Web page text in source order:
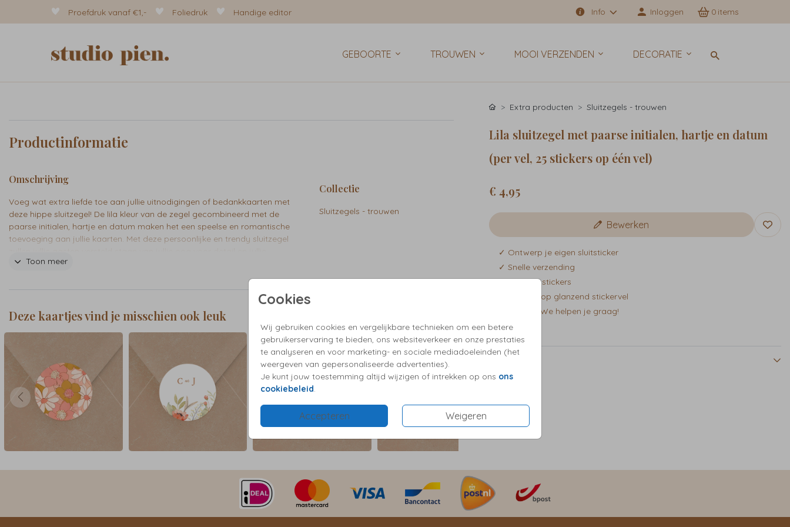
Proefdruk vanaf €1,- Foliedruk Handige editor Info Inloggen 0
GEBOORTE TROUWEN MOOI VERZENDEN DECORATIE
Cookies
Wij gebruiken cookies en vergelijkbare technieken om een betere
gebruikerservaring te bieden, ons websiteverkeer en onze prestaties
te analyseren en voor marketing- en sociale mediadoeleinden (het
weergeven van gepersonaliseerde advertenties).
Je kunt jouw toestemming altijd wijzigen of intrekken op ons ons
cookiebeleid
Accepteren Weigeren
Productinformatie
Omschrijving
Voeg wat extra liefde toe aan jullie uitnodigingen of bedankkaarten met
deze hippe sluitzegel! De lila kleur van de zegel gecombineerd met de
paarse initialen, hartje en datum maken het een speelse en romantische
toevoeging aan jullie kaarten. Met deze persoonlijke en trendy sluitzegel
unieke stijl. Of het nu gaat om een bruiloft of een ander evenement,
deze sluitzegel geeft jullie kaarten net dat beetje extra's om er echt uit
Toon meer
Collectie
Sluitzegels - trouwen
Deze kaartjes vind je misschien ook leuk
Extra producten Sluitzegels - trouwen
Lila sluitzegel met paarse initialen, hartje en datum
(per vel, 25 stickers op één vel)
€ 4,95
Bewerken
✓ Ontwerp je eigen sluitsticker
✓ Snelle verzending
✓ ⌀ 35mm stickers
✓ Gedrukt op glanzend stickervel
✓ Vragen?We helpen je graag!